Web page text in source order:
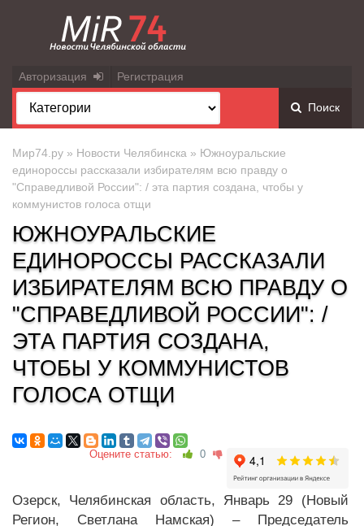
Авторизация Регистрация
Поиск
Мир74.ру » Новости Челябинска » Южноуральские
единороссы рассказали избирателям всю правду о
"Справедливой России": / эта партия создана, чтобы у
коммунистов голоса отщи
ЮЖНОУРАЛЬСКИЕ
ЕДИНОРОССЫ РАССКАЗАЛИ
ИЗБИРАТЕЛЯМ ВСЮ ПРАВДУ О
"СПРАВЕДЛИВОЙ РОССИИ": /
ЭТА ПАРТИЯ СОЗДАНА,
ЧТОБЫ У КОММУНИСТОВ
ГОЛОСА ОТЩИ
Оцените статью: 0
Озерск, Челябинская область, Январь 29 (Новый
Регион, Светлана Намская) – Председатель